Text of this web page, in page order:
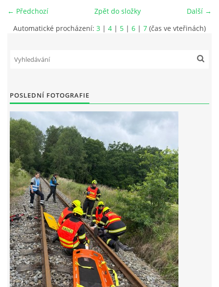
DOTACE
© 2026 eStránky.cz
← Předchozí Další →
Zpět do složky
Automatické procházení: 3 | 4 | 5 | 6 | 7 (čas ve vteřinách)
POSLEDNÍ FOTOGRAFIE